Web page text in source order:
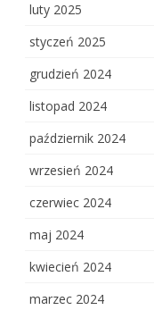
luty 2025
styczeń 2025
grudzień 2024
listopad 2024
październik 2024
wrzesień 2024
czerwiec 2024
maj 2024
kwiecień 2024
marzec 2024